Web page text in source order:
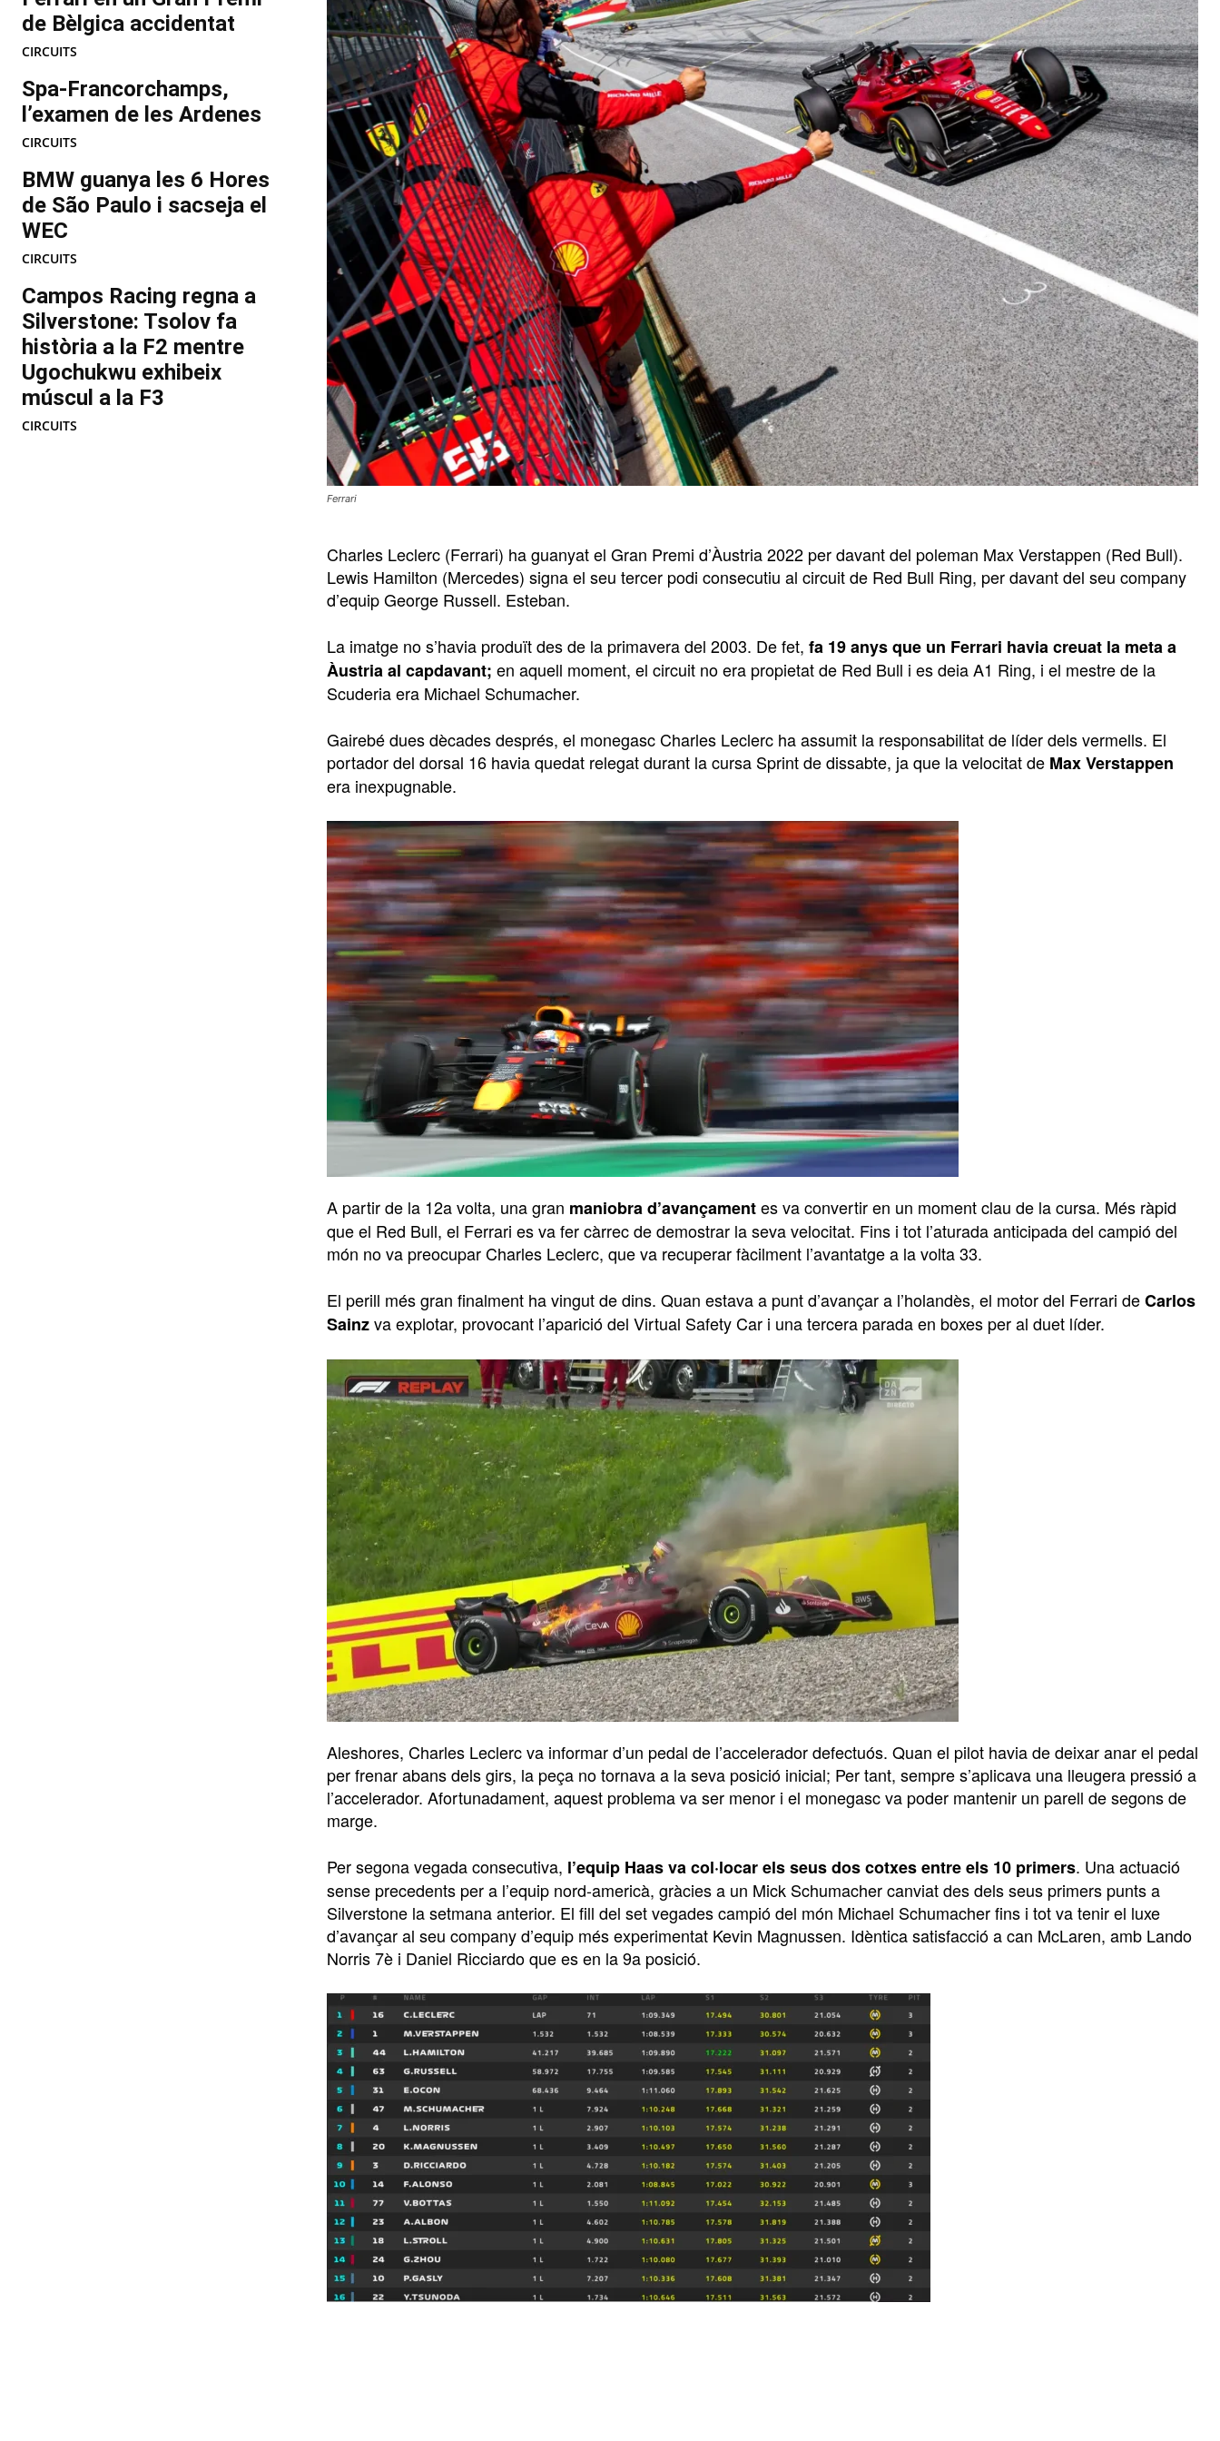
de Bèlgica accidentat
CIRCUITS
Spa-Francorchamps,
l’examen de les Ardenes
CIRCUITS
BMW guanya les 6 Hores
de São Paulo i sacseja el
WEC
CIRCUITS
Campos Racing regna a
Silverstone: Tsolov fa
història a la F2 mentre
Ugochukwu exhibeix
múscul a la F3
CIRCUITS
Ferrari
Charles Leclerc (Ferrari) ha guanyat el Gran Premi d’Àustria 2022 per davant del poleman Max Verstappen (Red Bull).
Lewis Hamilton (Mercedes) signa el seu tercer podi consecutiu al circuit de Red Bull Ring, per davant del seu company
d’equip George Russell. Esteban.
La imatge no s’havia produït des de la primavera del 2003. De fet, fa 19 anys que un Ferrari havia creuat la meta a
Àustria al capdavant; en aquell moment, el circuit no era propietat de Red Bull i es deia A1 Ring, i el mestre de la
Scuderia era Michael Schumacher.
Gairebé dues dècades després, el monegasc Charles Leclerc ha assumit la responsabilitat de líder dels vermells. El
portador del dorsal 16 havia quedat relegat durant la cursa Sprint de dissabte, ja que la velocitat de Max Verstappen
era inexpugnable.
A partir de la 12a volta, una gran maniobra d’avançamentes va convertir en un moment clau de la cursa. Més ràpid
que el Red Bull, el Ferrari es va fer càrrec de demostrar la seva velocitat. Fins i tot l’aturada anticipada del campió del
món no va preocupar Charles Leclerc, que va recuperar fàcilment l’avantatge a la volta 33.
El perill més gran finalment ha vingut de dins. Quan estava a punt d’avançar a l’holandès, el motor del Ferrari deCarlos
Sainzva explotar, provocant l’aparició del Virtual Safety Car i una tercera parada en boxes per al duet líder.
Aleshores, Charles Leclerc va informar d’un pedal de l’accelerador defectuós. Quan el pilot havia de deixar anar el pedal
per frenar abans dels girs, la peça no tornava a la seva posició inicial; Per tant, sempre s’aplicava una lleugera pressió a
l’accelerador. Afortunadament, aquest problema va ser menor i el monegasc va poder mantenir un parell de segons de
marge.
Per segona vegada consecutiva, l’equip Haas va col·locar els seus dos cotxes entre els 10 primers. Una actuació
sense precedents per a l’equip nord-americà, gràcies a un Mick Schumacher canviat des dels seus primers punts a
Silverstone la setmana anterior. El fill del set vegades campió del món Michael Schumacher fins i tot va tenir el luxe
d’avançar al seu company d’equip més experimentat Kevin Magnussen. Idèntica satisfacció a can McLaren, amb Lando
Norris 7è i Daniel Ricciardo que es en la 9a posició.